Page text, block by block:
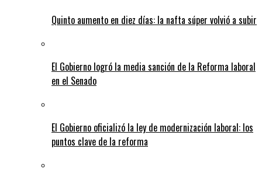
Quinto aumento en diez días: la nafta súper volvió a subir
El Gobierno logró la media sanción de la Reforma laboral
en el Senado
El Gobierno oficializó la ley de modernización laboral: los
puntos clave de la reforma